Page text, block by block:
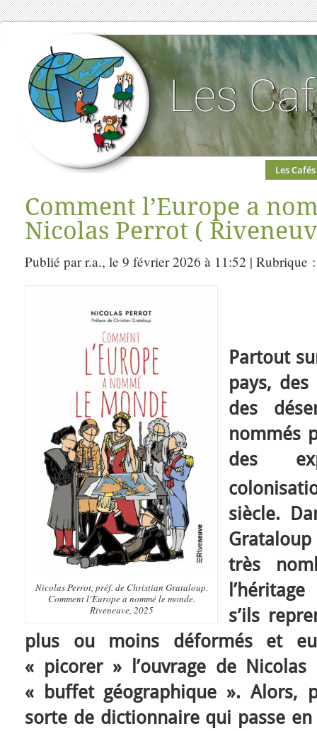
Les Cafés
Comment l’Europe a
Nicolas Perrot (
Publié par r.a., le 9 février 2026 à 11:52 | Rubrique
Nicolas Perrot, préf. de Christian Grataloup.
Comment l’Europe a nommé le monde.
Riveneuve, 2025
Partout
pays, des
des
nommés
des
siècle.
très
s’ils
plus ou moins déformés et
« picorer » l’ouvrage de
« buffet géographique ». Alors,
sorte de dictionnaire qui passe